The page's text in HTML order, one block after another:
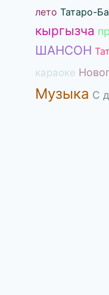
лето Татаро-
кыргызча
ШАНСОН
караоке
Музыка С